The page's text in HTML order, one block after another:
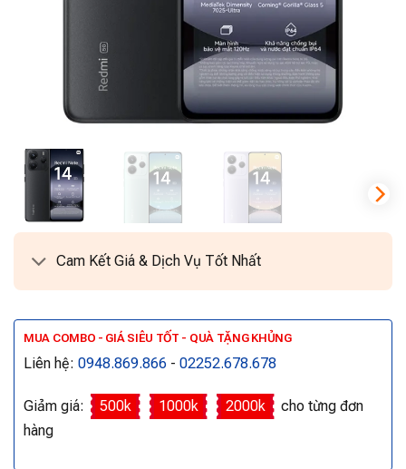
Cam Kết Giá & Dịch Vụ Tốt Nhất
MUA COMBO - GIÁ SIÊU TỐT - QUÀ TẶNG KHỦNG
Liên hệ: 0948.869.866 - 02252.678.678
Giảm giá: 500k 1000k 2000k
cho từng đơn
hàng